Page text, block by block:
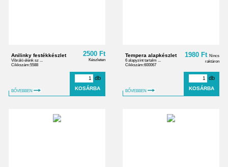
Anilinky festékkészlet
Vibráló élénk sz ...
Cikkszám:5588
BŐVEBBEN
2500 Ft
Készleten
db
Tempera alapkészlet
6 alapyzínt tartalm ...
Cikkszám:600067
BŐVEBBEN
1980 Ft Nincs
raktáron
db